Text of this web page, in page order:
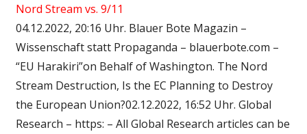
Nord Stream vs. 9/11
04.12.2022, 20:16 Uhr. Blauer Bote Magazin –
Wissenschaft statt Propaganda – blauerbote.com –
“EU Harakiri”on Behalf of Washington. The Nord
Stream Destruction, Is the EC Planning to Destroy
the European Union?02.12.2022, 16:52 Uhr. Global
Research – https: – All Global Research articles can be